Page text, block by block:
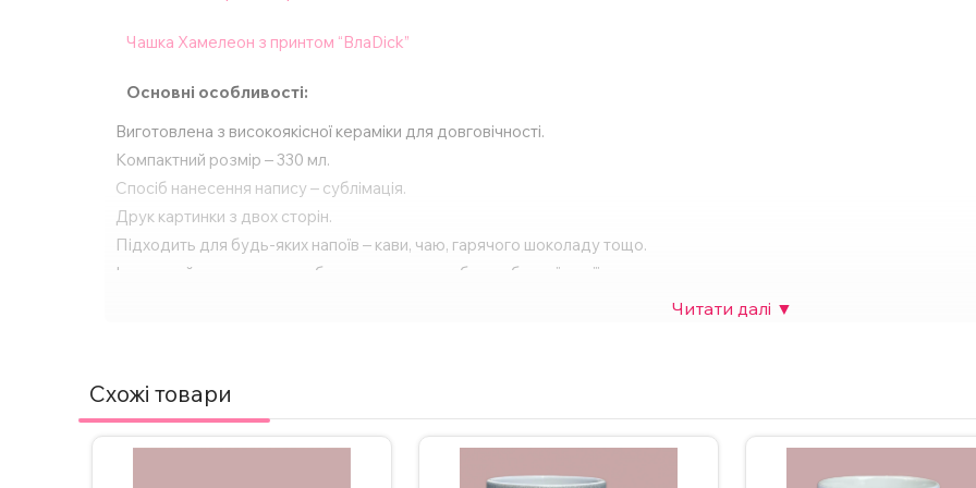
Чашка Хамелеон з принтом “ВлаDick”
Основні особливості:
Виготовлена з високоякісної кераміки для довговічності.
Компактний розмір – 330 мл.
Спосіб нанесення напису – сублімація.
Друк картинки з двох сторін.
Підходить для будь-яких напоїв – кави, чаю, гарячого шоколаду тощо.
Ідеальний подарунок для будь-якого свята або особливої події.
За бажанням, надпис на чашці можна змінити, а також можна додати фото. Вартість НЕ зміниться. Для
ВАЖЛИВО!Щоб не пошкодити принт не рекомендується мити чашку в посудомийній машині та нагрівати у
Додаткові фото надсилаємо у Телеграм/Інстаграм.
Схожі товари